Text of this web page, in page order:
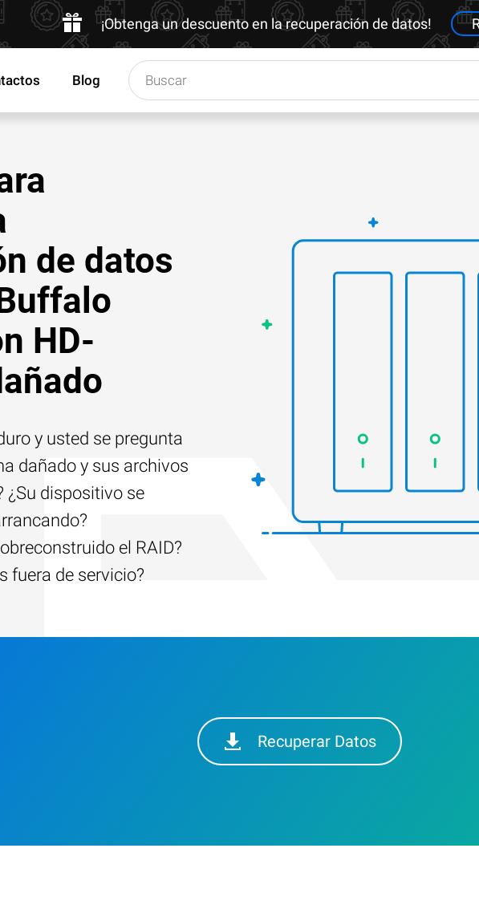
¡Obtenga un descuento en la recuperación de datos!
Blog
de datos
HD-
y usted se pregunta
dañado y sus archivos
¿Su dispositivo se
el RAID?
fuera de servicio?
Recuperar Datos